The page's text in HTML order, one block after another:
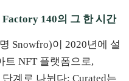
140의 그 한 시간
Snowfro)이 2020년에 설
트 NFT 플랫폼으로,
단계로 나뉜다: Curated는